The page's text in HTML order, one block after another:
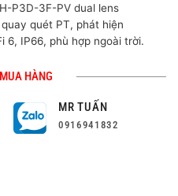
P3D-3F-PV dual lens
quét PT, phát hiện
6, IP66, phù hợp ngoài trời.
HÀNG
MR TUẤN
0916941832